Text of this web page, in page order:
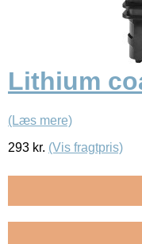
Lithium
(Læs mere)
293 kr. (Vis fragtpris)